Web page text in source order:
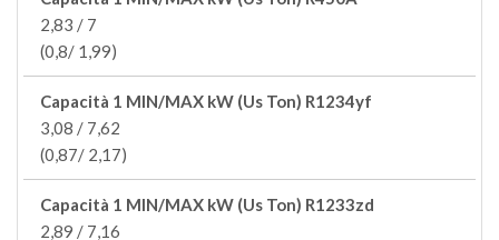
2,83 / 7
(0,8/ 1,99)
Capacità 1 MIN/MAX kW (Us Ton) R1234yf
3,08 / 7,62
(0,87/ 2,17)
Capacità 1 MIN/MAX kW (Us Ton) R1233zd
2,89 / 7,16